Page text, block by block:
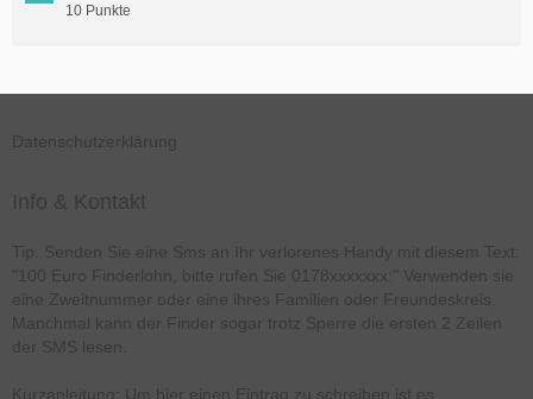
10 Punkte
Datenschutzerklärung
Info & Kontakt
Tip: Senden Sie eine Sms an Ihr verlorenes Handy mit diesem Text:
"100 Euro Finderlohn, bitte rufen Sie 0178xxxxxxx:" Verwenden sie
eine Zweitnummer oder eine ihres Familien oder Freundeskreis.
Manchmal kann der Finder sogar trotz Sperre die ersten 2 Zeilen
der SMS lesen.
Kurzanleitung: Um hier einen Eintrag zu schreiben ist es